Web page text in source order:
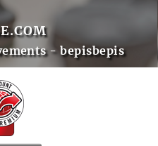
- bepisbepis